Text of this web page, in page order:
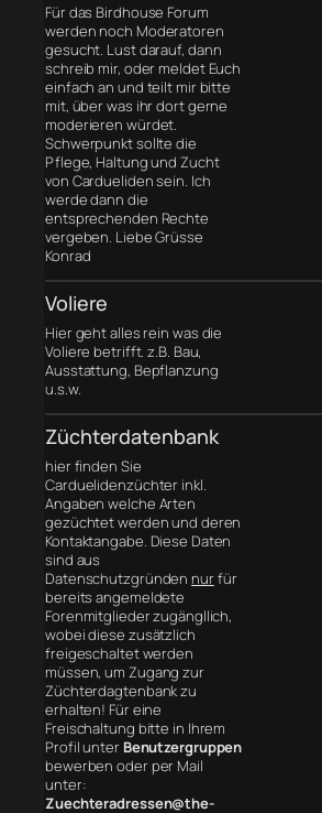
Für das Birdhouse Forum
werden noch Moderatoren
gesucht. Lust darauf, dann
schreib mir, oder meldet Euch
einfach an und teilt mir bitte
mit, über was ihr dort gerne
moderieren würdet.
Schwerpunkt sollte die
Pflege, Haltung und Zucht
von Cardueliden sein. Ich
werde dann die
entsprechenden Rechte
vergeben. Liebe Grüsse
Konrad
Voliere
Hier geht alles rein was die
Voliere betrifft. z.B. Bau,
Ausstattung, Bepflanzung
u.s.w.
Züchterdatenbank
hier finden Sie
Carduelidenzüchter inkl.
Angaben welche Arten
gezüchtet werden und deren
Kontaktangabe. Diese Daten
sind aus
Datenschutzgründen nurfür
bereits angemeldete
Forenmitglieder zugängllich,
wobei diese zusätzlich
freigeschaltet werden
müssen, um Zugang zur
Züchterdagtenbank zu
erhalten! Für eine
Freischaltung bitte in Ihrem
Profil unter Benutzergruppen
bewerben oder per Mail
unter:
Zuechteradressen@the-